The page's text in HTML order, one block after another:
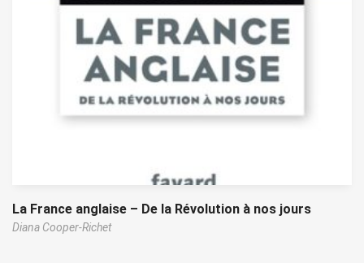
La France anglaise – De la Révolution à nos jours
Diana Cooper-Richet